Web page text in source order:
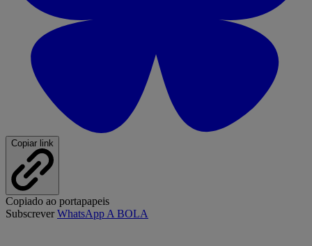
Copiar link
Copiado ao portapapeis
SubscreverWhatsApp A BOLA